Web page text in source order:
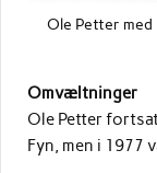
Ole Petter
Omvæltninger
Ole Petter
Fyn, men i 1977